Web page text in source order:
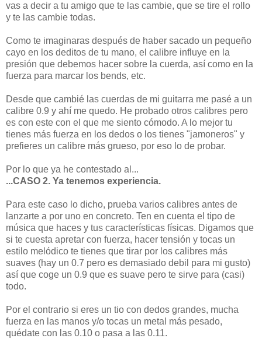
vas a decir a tu amigo que te las cambie, que se tire el rollo
y te las cambie todas.
Como te imaginaras después de haber sacado un pequeño
cayo en los deditos de tu mano, el calibre influye en la
presión que debemos hacer sobre la cuerda, así como en la
fuerza para marcar los bends, etc.
Desde que cambié las cuerdas de mi guitarra me pasé a un
calibre 0.9 y ahí me quedo. He probado otros calibres pero
es con este con el que me siento cómodo. A lo mejor tu
tienes más fuerza en los dedos o los tienes "jamoneros" y
prefieres un calibre más grueso, por eso lo de probar.
Por lo que ya he contestado al...
...CASO 2. Ya tenemos experiencia.
Para este caso lo dicho, prueba varios calibres antes de
lanzarte a por uno en concreto. Ten en cuenta el tipo de
música que haces y tus características físicas. Digamos que
si te cuesta apretar con fuerza, hacer tensión y tocas un
estilo melódico te tienes que tirar por los calibres más
suaves (hay un 0.7 pero es demasiado debil para mi gusto)
así que coge un 0.9 que es suave pero te sirve para (casi)
todo.
Por el contrario si eres un tio con dedos grandes, mucha
fuerza en las manos y/o tocas un metal más pesado,
quédate con las 0.10 o pasa a las 0.11.